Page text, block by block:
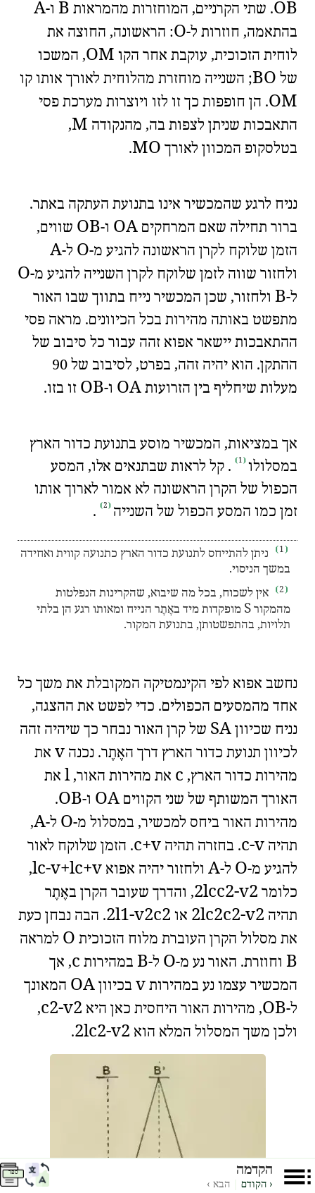
OB . שתי הקרניים, המוחזרות מהמראות B ו-A
בהתאמה, חוזרות ל-O: הראשונה, החוצה את
לוחית הזכוכית, עוקבת אחר הקו
OM
, המשכו
של
BO ; השנייה מוחזרת מהלוחית לאורך אותו קו
OM . הן חופפות כך זו לזו ויוצרות מערכת פסי
התאבכות שניתן לצפות בה, מהנקודה M
,
בטלסקופ המכוון לאורך
MO
.
נניח לרגע שהמכשיר אינו בתנועת העתקה באתר.
ברור תחילה שאם המרחקים
OA ו- OB
שווים,
הזמן שלוקח לקרן הראשונה להגיע מ-O ל-A
ולחזור שווה לזמן שלוקח לקרן השנייה להגיע מ-O
ל-B ולחזור, שכן המכשיר נייח בתווך שבו האור
מתפשט באותה מהירות בכל הכיוונים. מראה פסי
ההתאבכות יישאר אפוא זהה עבור כל סיבוב של
ההתקן. הוא יהיה זהה, בפרט, לסיבוב של 90
מעלות שיחליף בין הזרועות
OA ו- OB
זו בזו.
אך במציאות, המכשיר מוסע בתנועת כדור הארץ
במסלולו
1
. קל לראות שבתנאים אלו, המסע
הכפול של הקרן הראשונה לא אמור לארוך אותו
זמן כמו המסע הכפול של השנייה
2
.
1
ניתן להתייחס לתנועת כדור הארץ כתנועה קווית ואחידה
במשך הניסוי.
2
אין לשכוח, בכל מה שיבוא, שהקרינות הנפלטות
מהמקור S מופקדות מיד באֶתֶר הנייח ומאותו רגע הן בלתי
תלויות, בהתפשטותן, בתנועת המקור.
נחשב אפוא לפי הקינמטיקה המקובלת את משך כל
אחד מהמסעים הכפולים. כדי לפשט את ההצגה,
נניח שכיוון SA של קרן האור נבחר כך שיהיה זהה
לכיוון תנועת כדור הארץ דרך האֶתֶר. נכנה v את
מהירות כדור הארץ, c את מהירות האור,l את
האורך המשותף של שני הקווים OA ו-OB
.
מהירות האור ביחס למכשיר, במסלול מ-O ל-A
,
תהיה
c-v . בחזרה תהיה c+v
. הזמן שלוקח לאור
להגיע מ-O ל-A ולחזור יהיה אפוא lc-v+lc+v
,
כלומר
2lcc2-v2
, והדרך שעובר הקרן באֶתֶר
תהיה
2lc2c2-v2 או 2l1-v2c2
. הבה נבחן כעת
את מסלול הקרן העוברת מלוח הזכוכית O למראה
B וחוזרת. האור נע מ-O ל-B במהירות c, אך
המכשיר עצמו נע במהירות v בכיוון OA המאונך
ל-OB, מהירות האור היחסית כאן היא c2-v2
,
ולכן משך המסלול המלא הוא
2lc2-v2
.
הקדמה
‹ הקודם הבא ›
ספר